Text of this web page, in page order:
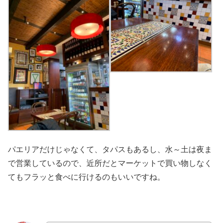
パエリアだけじゃなくて、タパスもあるし、水～土は夜ま
で営業しているので、近所だとマーケットで買い物しなく
てもフラッと食べに行けるのもいいですね。